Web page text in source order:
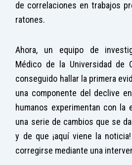
de correlaciones en trabajos
ratones.
Ahora, un equipo de
Médico de la Universidad de
conseguido hallar la primera
una componente del declive
humanos experimentan con la
una serie de cambios que se
y de que ¡aquí viene la
corregirse mediante una